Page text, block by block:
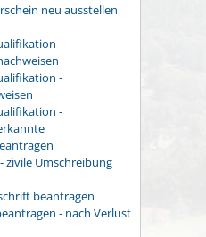
neu ausstellen
-
-
-
zivile Umschreibung
beantragen
- nach Verlust